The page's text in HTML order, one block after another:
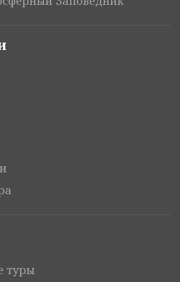
туры